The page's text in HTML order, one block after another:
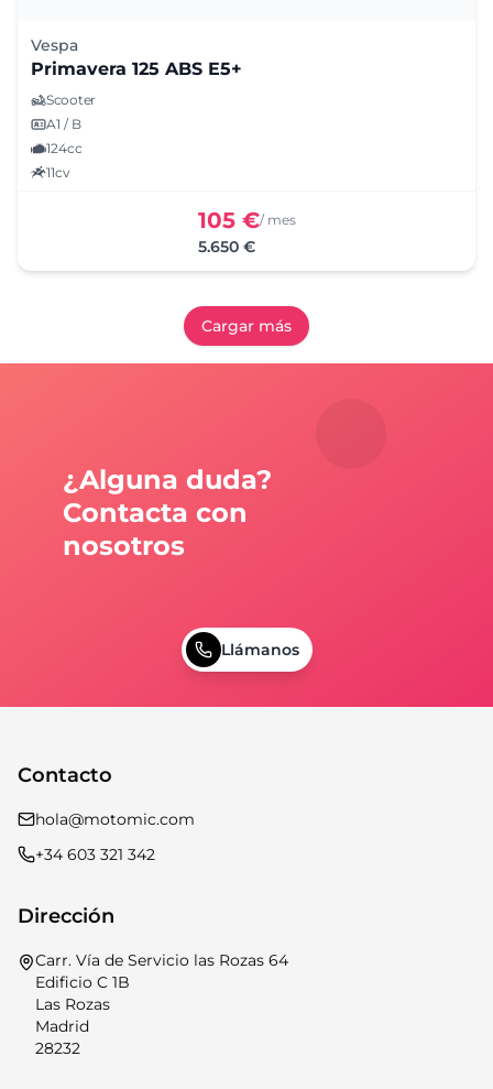
Vespa
Primavera 125 ABS E5+
Scooter
A1 / B
124cc
11cv
105 €/ mes
5.650 €
Cargar más
¿Alguna duda?
Contacta con
nosotros
Llámanos
Contacto
hola@motomic.com
+34 603 321 342
Dirección
Carr. Vía de Servicio las Rozas 64
Edificio C 1B
Las Rozas
Madrid
28232